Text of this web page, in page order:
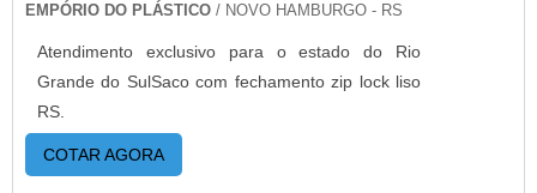
EMPÓRIO DO PLÁSTICO / NOVO HAMBURGO - RS
Atendimento exclusivo para o estado do Rio
Grande do SulSaco com fechamento zip lock liso
RS.
COTAR AGORA